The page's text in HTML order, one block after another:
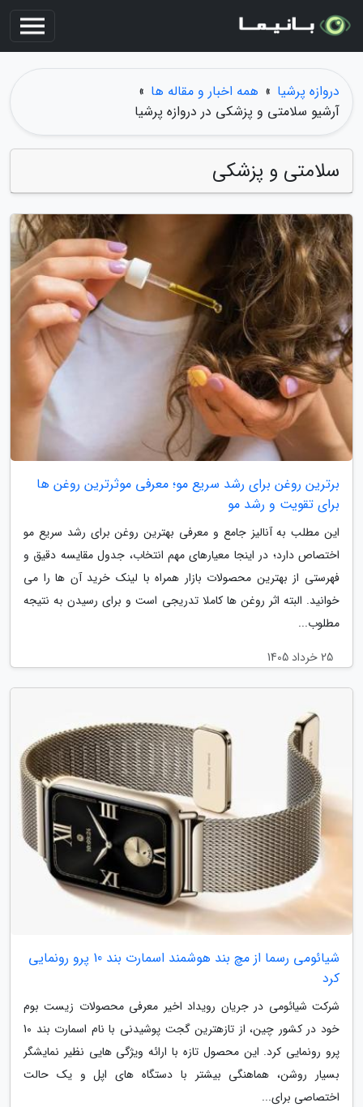
دروازه پرشیا » همه اخبار و مقاله ها »
آرشیو سلامتی و پزشکی در دروازه پرشیا
سلامتی و پزشکی
برترین روغن برای رشد سریع مو؛ معرفی موثرترین روغن ها
برای تقویت و رشد مو
این مطلب به آنالیز جامع و معرفی بهترین روغن برای رشد سریع مو
اختصاص دارد؛ در اینجا معیارهای مهم انتخاب، جدول مقایسه دقیق و
فهرستی از بهترین محصولات بازار همراه با لینک خرید آن ها را می
خوانید. البته اثر روغن ها کاملا تدریجی است و برای رسیدن به نتیجه
مطلوب...
25 خرداد 1405
شیائومی رسما از مچ بند هوشمند اسمارت بند 10 پرو رونمایی
کرد
شرکت شیائومی در جریان رویداد اخیر معرفی محصولات زیست بوم
خود در کشور چین، از تازهترین گجت پوشیدنی با نام اسمارت بند 10
پرو رونمایی کرد. این محصول تازه با ارائه ویژگی هایی نظیر نمایشگر
بسیار روشن، هماهنگی بیشتر با دستگاه های اپل و یک حالت
اختصاصی برای...